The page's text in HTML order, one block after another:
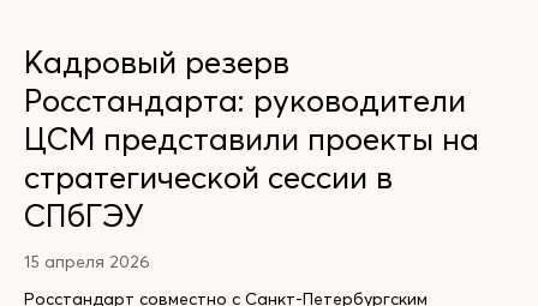
Кадровый резерв
Росстандарта: руководители
ЦСМ представили проекты на
стратегической сессии в
СПбГЭУ
15 апреля 2026
Росстандарт совместно с Санкт-Петербургским